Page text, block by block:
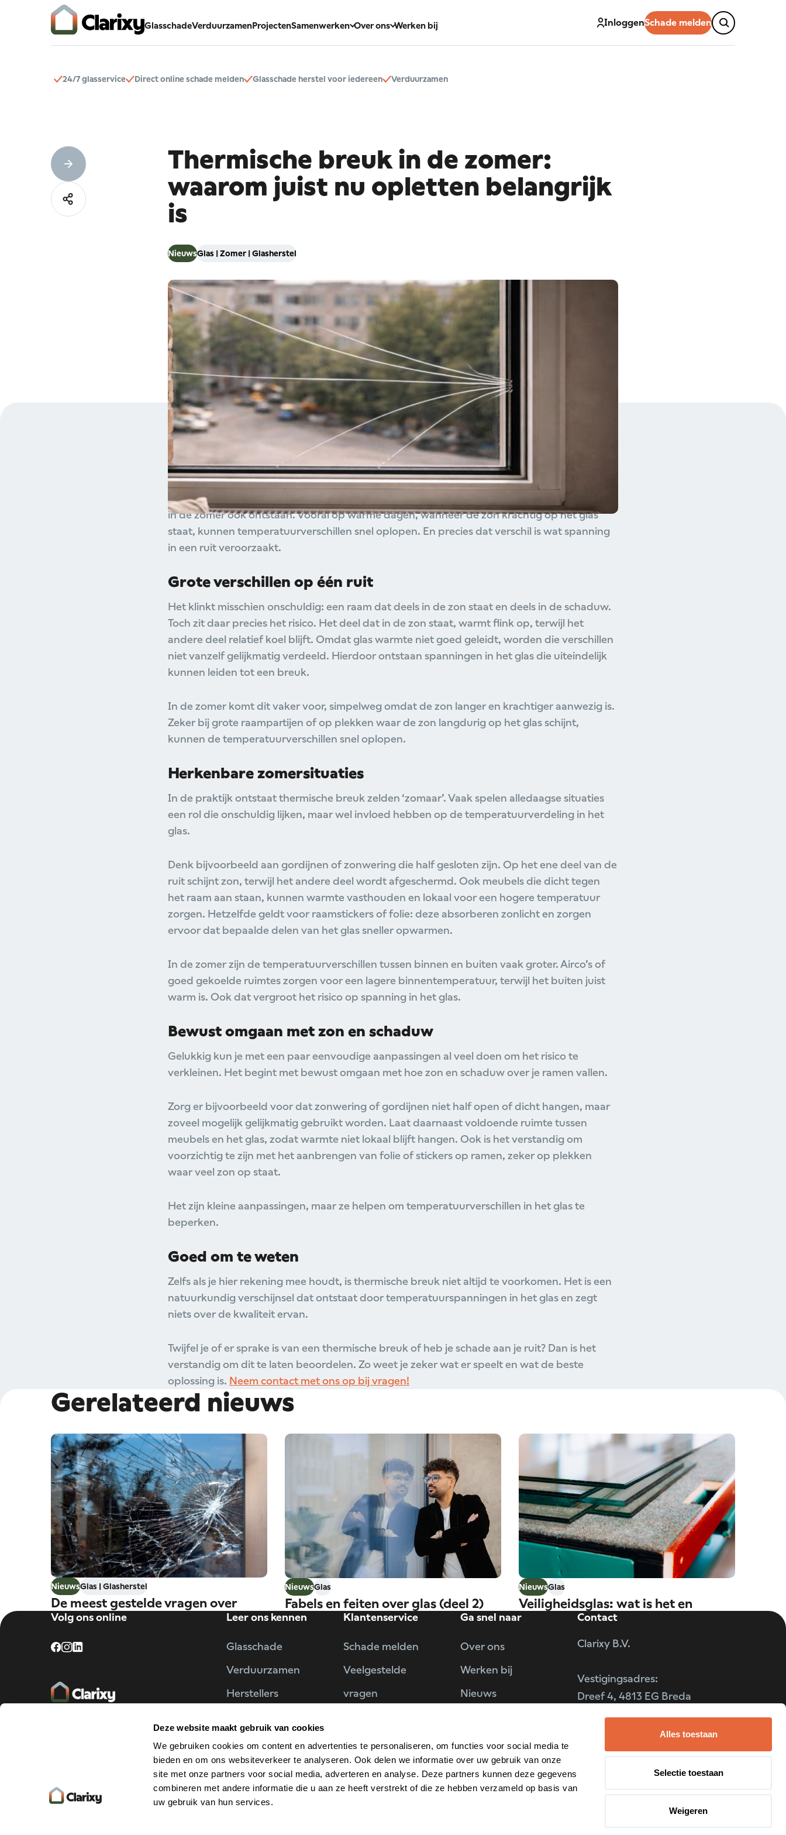
Deze website maakt gebruik van cookies
We gebruiken cookies om content en advertenties te personaliseren, om functies voor social media te
bieden en om ons websiteverkeer te analyseren. Ook delen we informatie over uw gebruik van onze
site met onze partners voor social media, adverteren en analyse. Deze partners kunnen deze gegevens
combineren met andere informatie die u aan ze heeft verstrekt of die ze hebben verzameld op basis van
uw gebruik van hun services.
Alles toestaan
Selectie toestaan
Weigeren
GlasschadeVerduurzamenProjectenSamenwerken Over ons Werken bij InloggenSchade melden
24/7 glasservice Direct online schade melden Glasschade herstel voor iedereen Verduurzamen
Thermische breuk in de zomer:
waarom juist nu opletten belangrijk
is
NieuwsGlas | Zomer | Glasherstel
Met de start van de zomer worden de dagen langer, de temperaturen lopen op en
ramen staan vaker in direct zonlicht. Dat zorgt voor een prettige, lichte woning,
maar brengt ook iets met zich mee waar minder mensen bij stilstaan: een grotere
kans op thermische breuk in glas.
Waarthermische breukenvaak worden geassocieerd met koudere periodes, kunnen ze juist
in de zomer ook ontstaan. Vooral op warme dagen, wanneer de zon krachtig op het glas
staat, kunnen temperatuurverschillen snel oplopen. En precies dat verschil is wat spanning
in een ruit veroorzaakt.
Grote verschillen op één ruit
Het klinkt misschien onschuldig: een raam dat deels in de zon staat en deels in de schaduw.
Toch zit daar precies het risico. Het deel dat in de zon staat, warmt flink op, terwijl het
andere deel relatief koel blijft. Omdat glas warmte niet goed geleidt, worden die verschillen
niet vanzelf gelijkmatig verdeeld. Hierdoor ontstaan spanningen in het glas die uiteindelijk
kunnen leiden tot een breuk.
In de zomer komt dit vaker voor, simpelweg omdat de zon langer en krachtiger aanwezig is.
Zeker bij grote raampartijen of op plekken waar de zon langdurig op het glas schijnt,
kunnen de temperatuurverschillen snel oplopen.
Herkenbare zomersituaties
In de praktijk ontstaat thermische breuk zelden ‘zomaar’. Vaak spelen alledaagse situaties
een rol die onschuldig lijken, maar wel invloed hebben op de temperatuurverdeling in het
glas.
Denk bijvoorbeeld aan gordijnen of zonwering die half gesloten zijn. Op het ene deel van de
ruit schijnt zon, terwijl het andere deel wordt afgeschermd. Ook meubels die dicht tegen
het raam aan staan, kunnen warmte vasthouden en lokaal voor een hogere temperatuur
zorgen. Hetzelfde geldt voor raamstickers of folie: deze absorberen zonlicht en zorgen
ervoor dat bepaalde delen van het glas sneller opwarmen.
In de zomer zijn de temperatuurverschillen tussen binnen en buiten vaak groter. Airco’s of
goed gekoelde ruimtes zorgen voor een lagere binnentemperatuur, terwijl het buiten juist
warm is. Ook dat vergroot het risico op spanning in het glas.
Bewust omgaan met zon en schaduw
Gelukkig kun je met een paar eenvoudige aanpassingen al veel doen om het risico te
verkleinen. Het begint met bewust omgaan met hoe zon en schaduw over je ramen vallen.
Zorg er bijvoorbeeld voor dat zonwering of gordijnen niet half open of dicht hangen, maar
zoveel mogelijk gelijkmatig gebruikt worden. Laat daarnaast voldoende ruimte tussen
meubels en het glas, zodat warmte niet lokaal blijft hangen. Ook is het verstandig om
voorzichtig te zijn met het aanbrengen van folie of stickers op ramen, zeker op plekken
waar veel zon op staat.
Het zijn kleine aanpassingen, maar ze helpen om temperatuurverschillen in het glas te
beperken.
Goed om te weten
Zelfs als je hier rekening mee houdt, is thermische breuk niet altijd te voorkomen. Het is een
natuurkundig verschijnsel dat ontstaat door temperatuurspanningen in het glas en zegt
niets over de kwaliteit ervan.
Twijfel je of er sprake is van een thermische breuk of heb je schade aan je ruit? Dan is het
verstandig om dit te laten beoordelen. Zo weet je zeker wat er speelt en wat de beste
oplossing is. Neem contact met ons op bij vragen!
Gerelateerd nieuws
NieuwsGlas | Glasherstel
De meest gestelde vragen over
glasschade
NieuwsGlas
Fabels en feiten over glas (deel 2)
NieuwsGlas
Veiligheidsglas: wat is het en
wanneer heb je het nodig?
Volg ons online Leer ons kennen
Glasschade
Verduurzamen
Herstellers
Projecten
Klantenservice
Schade melden
Veelgestelde
vragen
Klacht indienen
Ga snel naar
Over ons
Werken bij
Nieuws
Contact
Clarixy B.V.
Vestigingsadres:
Dreef 4, 4813 EG Breda
KvK nummer: 20087057
BTW nummer: NL